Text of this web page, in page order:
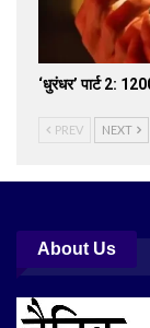
‘धुरंधर’ पार्ट 2:
PREV NEXT
About Us